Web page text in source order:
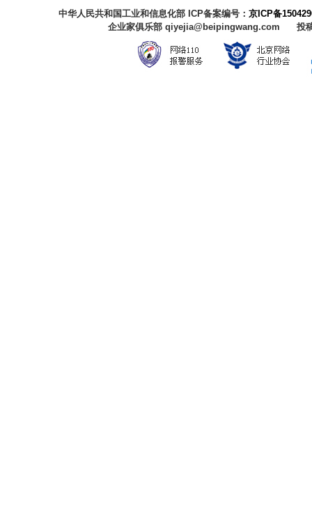
中华人民共和国工业和信息化部 ICP备案编号：京ICP备
企业家俱乐部 qiyejia@beipingwang.com